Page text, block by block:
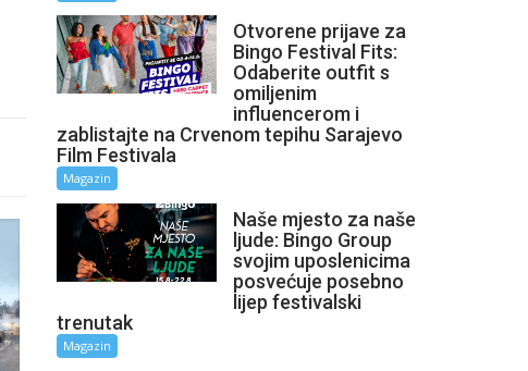
Otvorene prijave za
Bingo Festival Fits:
Odaberite outfit s
omiljenim
influencerom i
zablistajte na Crvenom tepihu Sarajevo
Film Festivala
Magazin
Naše mjesto za naše
ljude: Bingo Group
svojim uposlenicima
posvećuje posebno
lijep festivalski
trenutak
Magazin